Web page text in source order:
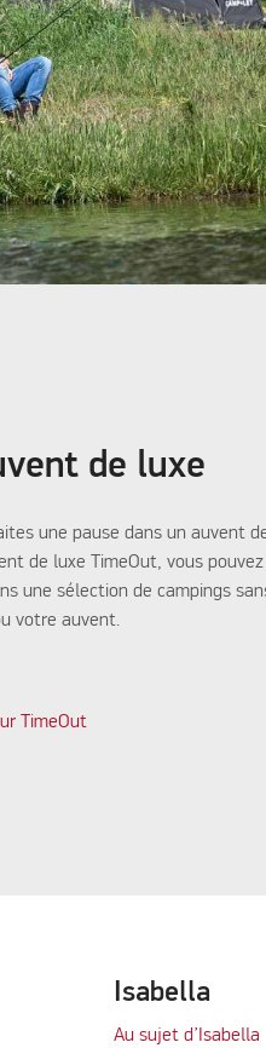
de luxe
une pause dans un auvent
de luxe TimeOut, vous pouvez
une sélection de campings
votre auvent.
TimeOut
Isabella
Au sujet d’Isabella